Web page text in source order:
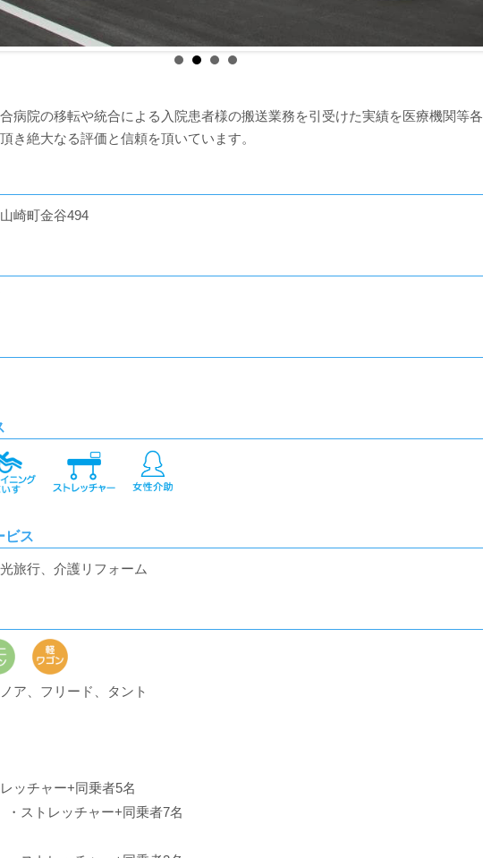
病院の移転や統合による入院患者様の搬送業務を引受けた実績を医療機関等各
き絶大なる評価と信頼を頂いています。
崎町金谷494
ビス
旅行、介護リフォーム
ア、フリード、タント
ッチャー+同乗者5名
・ストレッチャー+同乗者7名